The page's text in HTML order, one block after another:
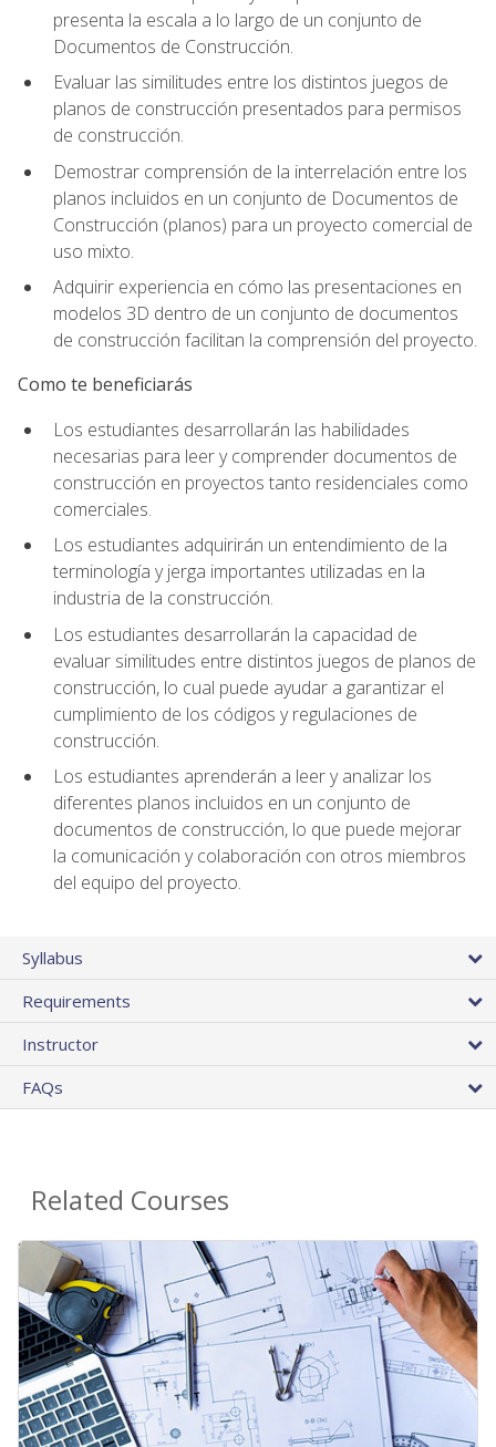
presenta la escala a lo largo de un conjunto de
Documentos de Construcción.
Evaluar las similitudes entre los distintos juegos de
planos de construcción presentados para permisos
de construcción.
Demostrar comprensión de la interrelación entre los
planos incluidos en un conjunto de Documentos de
Construcción (planos) para un proyecto comercial de
uso mixto.
Adquirir experiencia en cómo las presentaciones en
modelos 3D dentro de un conjunto de documentos
de construcción facilitan la comprensión del proyecto.
Como te beneficiarás
Los estudiantes desarrollarán las habilidades
necesarias para leer y comprender documentos de
construcción en proyectos tanto residenciales como
comerciales.
Los estudiantes adquirirán un entendimiento de la
terminología y jerga importantes utilizadas en la
industria de la construcción.
Los estudiantes desarrollarán la capacidad de
evaluar similitudes entre distintos juegos de planos de
construcción, lo cual puede ayudar a garantizar el
cumplimiento de los códigos y regulaciones de
construcción.
Los estudiantes aprenderán a leer y analizar los
diferentes planos incluidos en un conjunto de
documentos de construcción, lo que puede mejorar
la comunicación y colaboración con otros miembros
del equipo del proyecto.
Syllabus
Requirements
Instructor
FAQs
Related Courses